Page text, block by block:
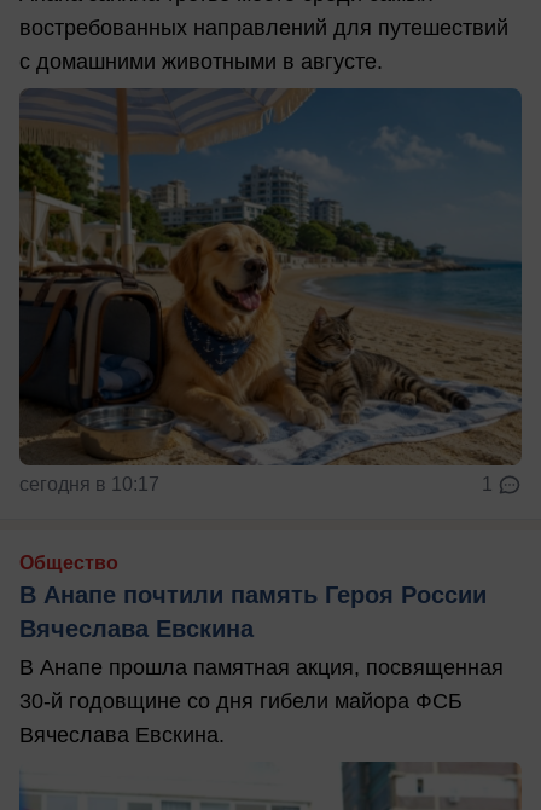
востребованных направлений для путешествий
с домашними животными в августе.
сегодня в 10:17 1
Общество
В Анапе почтили память Героя России
Вячеслава Евскина
В Анапе прошла памятная акция, посвященная
30-й годовщине со дня гибели майора ФСБ
Вячеслава Евскина.